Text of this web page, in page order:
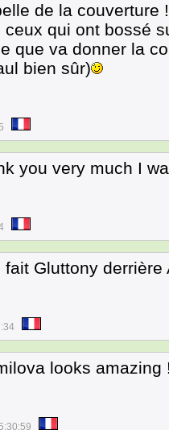
de la couverture
ceux qui ont bossé
que va donner la
bien sûr)
you very much I
Gluttony derrière
looks amazing